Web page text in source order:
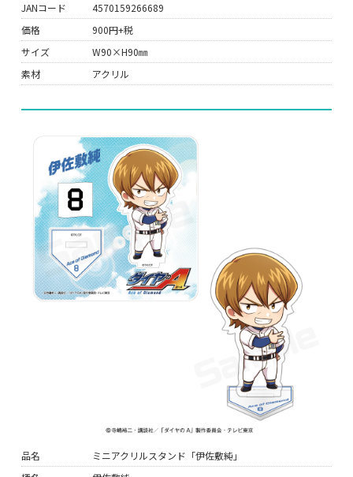
JANコード
4570159266689
価格
900円+税
サイズ
W90×H90㎜
素材
アクリル
品名
ミニアクリルスタンド「伊佐敷純」